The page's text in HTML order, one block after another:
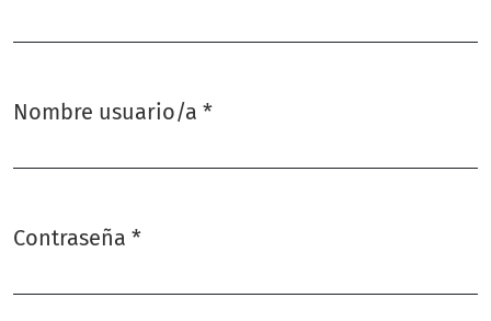
Nombre usuario/a *
Contraseña *